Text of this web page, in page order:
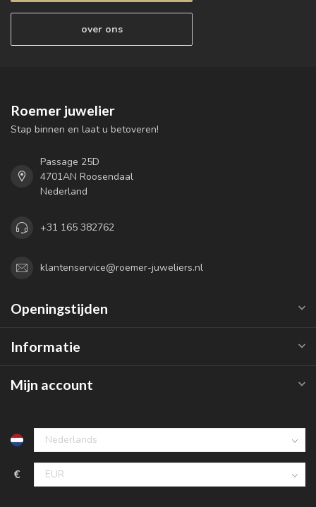
over ons
Roemer juwelier
Stap binnen en laat u betoveren!
Passage 25D
4701AN Roosendaal
Nederland
+31 165 382762
klantenservice@roemer-juweliers.nl
Openingstijden
Informatie
Mijn account
€